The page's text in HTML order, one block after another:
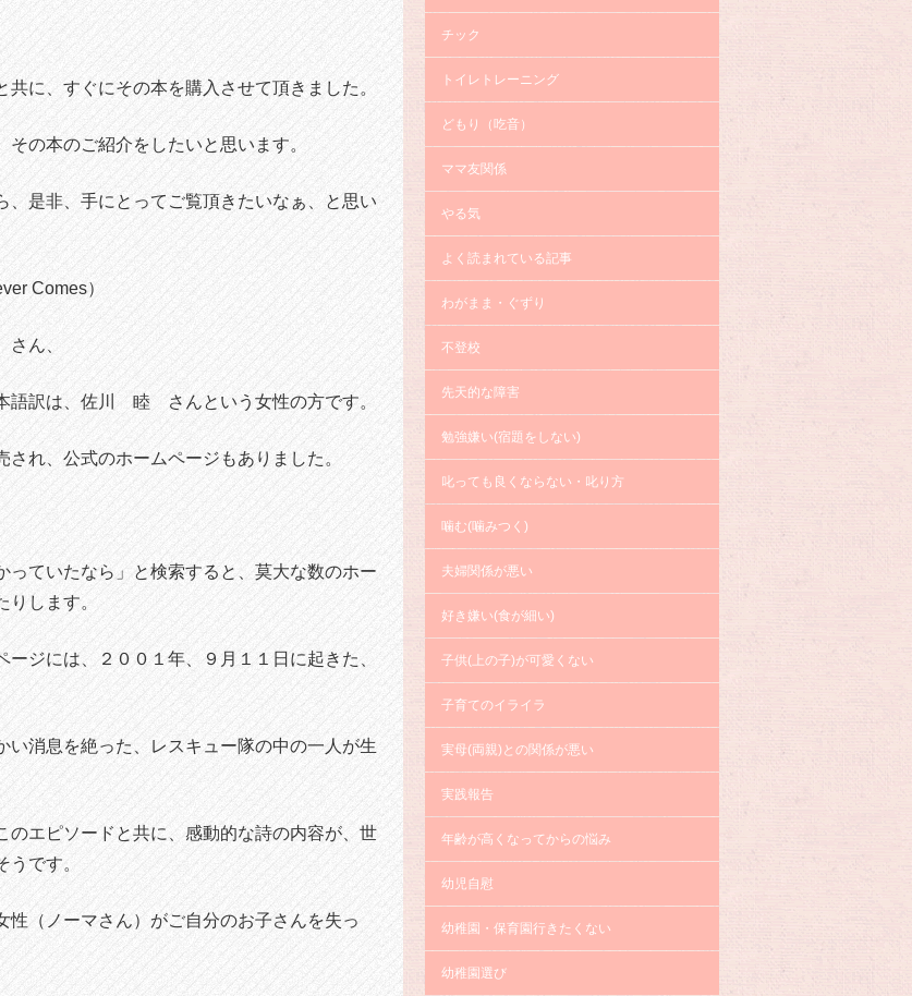
に、すぐにその本を購入させて頂きました。
の本のご紹介をしたいと思います。
、是非、手にとってご覧頂きたいなぁ、と思い
Comes）
ん、
語訳は、佐川 睦 さんという女性の方です。
れ、公式のホームページもありました。
ていたなら」と検索すると、莫大な数のホー
します。
ジには、２００１年、９月１１日に起きた、
い消息を絶った、レスキュー隊の中の一人が生
のエピソードと共に、感動的な詩の内容が、世
うです。
（ノーマさん）がご自分のお子さんを失っ
チック
トイレトレーニング
どもり（吃音）
ママ友関係
やる気
よく読まれている記事
わがまま・ぐずり
不登校
先天的な障害
勉強嫌い(宿題をしない)
叱っても良くならない・叱り方
噛む(噛みつく)
夫婦関係が悪い
好き嫌い(食が細い)
子供(上の子)が可愛くない
子育てのイライラ
実母(両親)との関係が悪い
実践報告
年齢が高くなってからの悩み
幼児自慰
幼稚園・保育園行きたくない
幼稚園選び